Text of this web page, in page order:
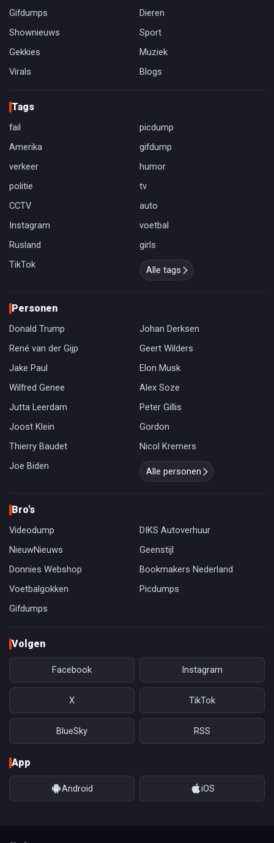
Gifdumps
Dieren
Shownieuws
Sport
Gekkies
Muziek
Virals
Blogs
Tags
fail
picdump
Amerika
gifdump
verkeer
humor
politie
tv
CCTV
auto
Instagram
voetbal
Rusland
girls
TikTok
Alle tags
Personen
Donald Trump
Johan Derksen
René van der Gijp
Geert Wilders
Jake Paul
Elon Musk
Wilfred Genee
Alex Soze
Jutta Leerdam
Peter Gillis
Joost Klein
Gordon
Thierry Baudet
Nicol Kremers
Joe Biden
Alle personen
Bro's
Videodump
DIKS Autoverhuur
NieuwNieuws
Geenstijl
Donnies Webshop
Bookmakers Nederland
Voetbalgokken
Picdumps
Gifdumps
Volgen
Facebook Instagram
X TikTok
BlueSky RSS
App
Android iOS